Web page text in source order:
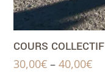
COURS COLLECTIF
30,00€ –40,00€